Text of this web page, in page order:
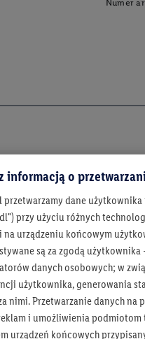
Numer
Bądź na
Otrzymuj
Zapisz
informacją o
dane użytkownika
przy użyciu różnych
urządzeniu końcowym
są za zgodą
danych osobowych; w
użytkownika, generowania
nimi. Przetwarzanie danych
i umożliwienia
urządzeń końcowych